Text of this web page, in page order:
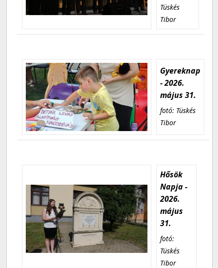
Tüskés
Tibor
Gyereknap
- 2026.
május 31.
fotó: Tüskés
Tibor
Hősök
Napja -
2026.
május
31.
fotó:
Tüskés
Tibor